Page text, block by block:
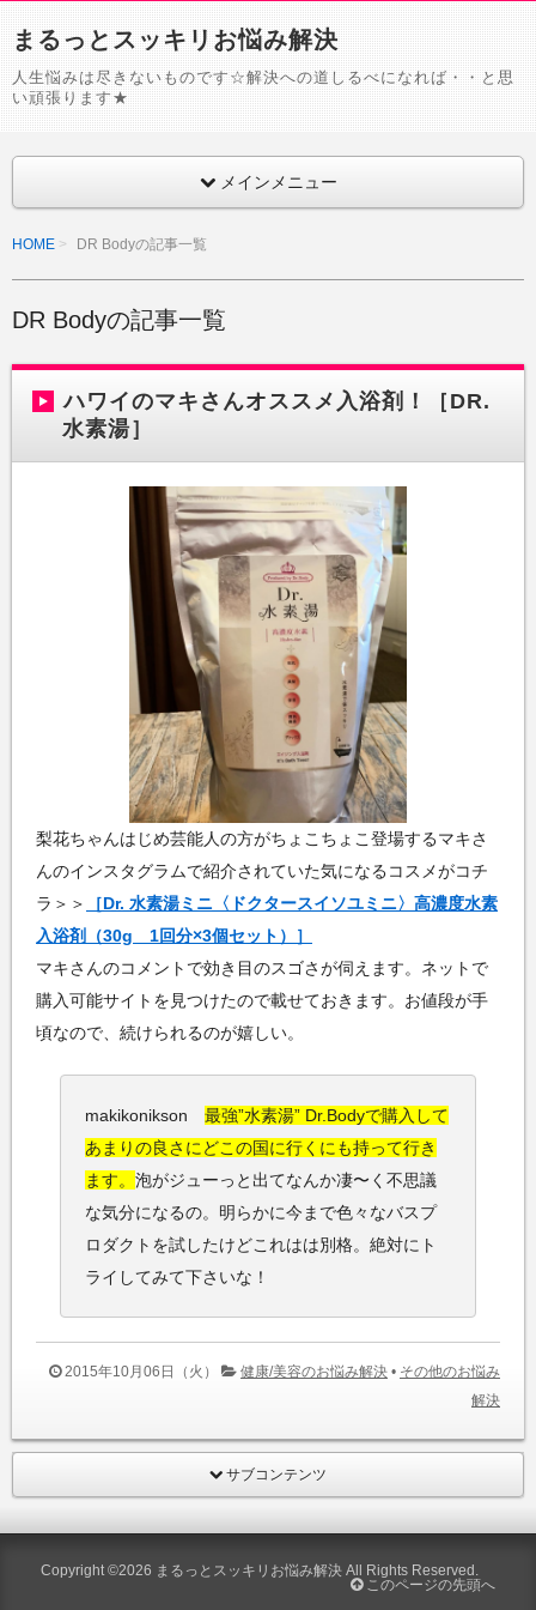
まるっとスッキリお悩み解決
人生悩みは尽きないものです☆解決への道しるべになれば・・と思
い頑張ります★
メインメニュー
HOME DR Bodyの記事一覧
DR Bodyの記事一覧
ハワイのマキさんオススメ入浴剤！［DR.
水素湯］
梨花ちゃんはじめ芸能人の方がちょこちょこ登場するマキさ
んのインスタグラムで紹介されていた気になるコスメがコチ
ラ＞＞
［Dr. 水素湯ミニ〈ドクタースイソユミニ〉高濃度水素
入浴剤（30g 1回分×3個セット）］
マキさんのコメントで効き目のスゴさが伺えます。ネットで
購入可能サイトを見つけたので載せておきます。お値段が手
頃なので、続けられるのが嬉しい。
makikonikson 最強”水素湯” Dr.Bodyで購入して
あまりの良さにどこの国に行くにも持って行き
ます。 泡がジューっと出てなんか凄〜く不思議
な気分になるの。明らかに今まで色々なバスプ
ロダクトを試したけどこれはは別格。絶対にト
ライしてみて下さいな！
2015年10月06日（火） 健康/美容のお悩み解決 • その他のお悩み
解決
サブコンテンツ
Copyright ©2026 まるっとスッキリお悩み解決 All Rights Reserved.
このページの先頭へ